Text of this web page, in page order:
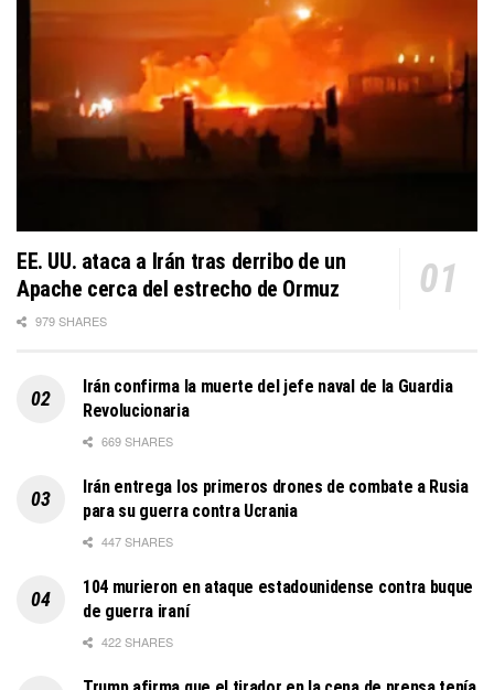
EE. UU. ataca a Irán tras derribo de un
Apache cerca del estrecho de Ormuz
979 SHARES
Irán confirma la muerte del jefe naval de la Guardia
Revolucionaria
669 SHARES
Irán entrega los primeros drones de combate a Rusia
para su guerra contra Ucrania
447 SHARES
104 murieron en ataque estadounidense contra buque
de guerra iraní
422 SHARES